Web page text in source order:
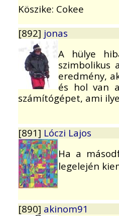
Köszike: Cokee
[892] jonas
A hülye
szimbolikus
eredmény,
és hol van
számítógépet, ami
[891] Lóczi Lajos
Ha a
legelején
[890] akinom91